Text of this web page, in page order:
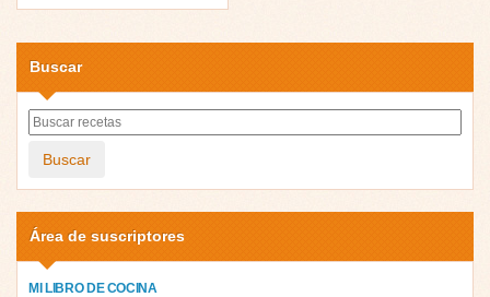
Buscar
Buscar
Área de suscriptores
MI LIBRO DE COCINA